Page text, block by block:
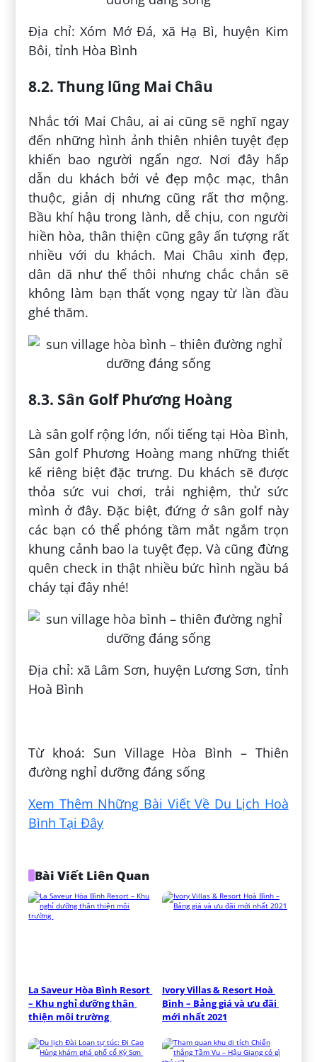
Địa chỉ: Xóm Mớ Đá, xã Hạ Bì, huyện Kim
Bôi, tỉnh Hòa Bình
8.2. Thung lũng Mai Châu
Nhắc tới Mai Châu, ai ai cũng sẽ nghĩ ngay
đến những hình ảnh thiên nhiên tuyệt đẹp
khiến bao người ngẩn ngơ. Nơi đây hấp
dẫn du khách bởi vẻ đẹp mộc mạc, thân
thuộc, giản dị nhưng cũng rất thơ mộng.
Bầu khí hậu trong lành, dễ chịu, con người
hiền hòa, thân thiện cũng gây ấn tượng rất
nhiều với du khách. Mai Châu xinh đẹp,
dân dã như thế thôi nhưng chắc chắn sẽ
không làm bạn thất vọng ngay từ lần đầu
ghé thăm.
8.3. Sân Golf Phương Hoàng
Là sân golf rộng lớn, nổi tiếng tại Hòa Bình,
Sân golf Phương Hoàng mang những thiết
kế riêng biệt đặc trưng. Du khách sẽ được
thỏa sức vui chơi, trải nghiệm, thử sức
mình ở đây. Đặc biệt, đứng ở sân golf này
các bạn có thể phóng tầm mắt ngắm trọn
khung cảnh bao la tuyệt đẹp. Và cũng đừng
quên check in thật nhiều bức hình ngầu bá
cháy tại đây nhé!
Địa chỉ: xã Lâm Sơn, huyện Lương Sơn, tỉnh
Hoà Bình
Từ khoá: Sun Village Hòa Bình – Thiên
đường nghỉ dưỡng đáng sống
Xem Thêm Những Bài Viết Về Du Lịch Hoà
Bình Tại Đây
Bài Viết Liên Quan
La Saveur Hòa Bình Resort
– Khu nghỉ dưỡng thân
thiện môi trường
Ivory Villas & Resort Hoà
Bình – Bảng giá và ưu đãi
mới nhất 2021